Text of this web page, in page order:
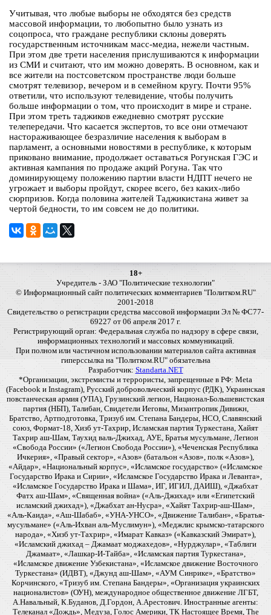
Учитывая, что любые выборы не обходятся без средств
массовой информации, то любопытно было узнать из
соцопроса, что граждане республики склоны доверять
государственным источникам масс-медиа, нежели частным.
При этом две трети населения прислушиваются к информации
из СМИ и считают, что им можно доверять. В основном, как и
все жители на постсоветском пространстве люди больше
смотрят телевизор, вечером и в семейном кругу. Почти 95%
ответили, что используют телевидение, чтобы получить
больше информации о том, что происходит в мире и стране.
При этом треть таджиков ежедневно смотрят русские
телепередачи. Что касается экспертов, то все они отмечают
настораживающее безразличие населения к выборам в
парламент, а основными новостями в республике, к которым
приковано внимание, продолжает оставаться Рогунская ГЭС и
активная кампания по продаже акций Рогуна. Так что
доминирующему положению партии власти НДПТ нечего не
угрожает и выборы пройдут, скорее всего, без каких-либо
сюрпризов. Когда половина жителей Таджикистана живет за
чертой бедности, то им совсем не до политики.
18+
Учредитель - ЗАО "Политические технологии"
© Информационный сайт политических комментариев "Политком.RU"
2001-2018
Свидетельство о регистрации средства массовой информации Эл № ФС77-
69227 от 06 апреля 2017 г.
Регистрирующий орган: Федеральная служба по надзору в сфере связи,
информационных технологий и массовых коммуникаций.
При полном или частичном использовании материалов сайта активная
гиперссылка на "Политком.RU" обязательна
Разработчик: Standarta.NET
*Организации, экстремисты и террористы, запрещенные в РФ: Meta
(Facebook и Instagram), Русский добровольческий корпус (РДК), Украинская
повстанческая армия (УПА), Грузинский легион, Национал-Большевистская
партия (НБП), Талибан, Свидетели Иеговы, Мизантропик Дивижн,
Братство, Артподготовка, Тризуб им. Степана Бандеры, НСО, Славянский
союз, Формат-18, Хизб ут-Тахрир, Исламская партия Туркестана, Хайят
Тахрир аш-Шам, Таухид валь-Джихад, АУЕ, Братья мусульмане, Легион
«Свобода России» («Легион Свобода России»), «Чеченская Республика
Ичкерия», «Правый сектор», «Азов» (батальон «Азов», полк «Азов»),
«Айдар», «Национальный корпус», «Исламское государство» («Исламское
Государство Ирака и Сирии», «Исламское Государство Ирака и Леванта»,
«Исламское Государство Ирака и Шама», ИГ, ИГИЛ, ДАИШ), «Джабхат
Фатх аш-Шам», «Священная война» («Аль-Джихад» или «Египетский
исламский джихад»), «Джабхат ан-Нусра», «Хайят Тахрир-аш-Шам»,
«Аль-Каида», «Аш-Шабаб», «УНА-УНСО», «Движение Талибан», «Братья-
мусульмане» («Аль-Ихван аль-Муслимун»), «Меджлис крымско-татарского
народа», «Хизб ут-Тахрир», «Имарат Кавказ» («Кавказский Эмират»),
«Исламский джихад – Джамаат моджахедов», «Нурджулар», «Таблиги
Джамаат», «Лашкар-И-Тайба», «Исламская партия Туркестана»,
«Исламское движение Узбекистана», «Исламское движение Восточного
Туркестана» (ИДВТ), «Джунд аш-Шам», «АУМ Синрике», «Братство»
Корчинского, «Тризуб им. Степана Бандеры», «Организация украинских
националистов» (ОУН), международное общественное движение ЛГБТ,
А.Навальный, К.Буданов, Д.Гордон, А.Арестович. Иностранные агенты:
Телеканал «Дождь», Медуза, Голос Америки, ТК Настоящее Время, The